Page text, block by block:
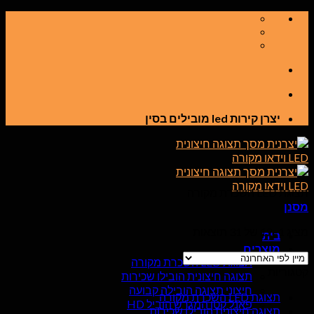
יצרן קירות led מובילים בסין
בית
מוצרים
תצוגת LED השכרת מקורה
תצוגה חיצונית הובילו שכירות
חיצוני תצוגה הובילה קבועה
פאנל קטן המגרש הוביל HD
תצוגת LED השכרת מקורה
מסנן
תצוגת LED השכרת מקורה
תצוגה חיצונית הובילו שכירות